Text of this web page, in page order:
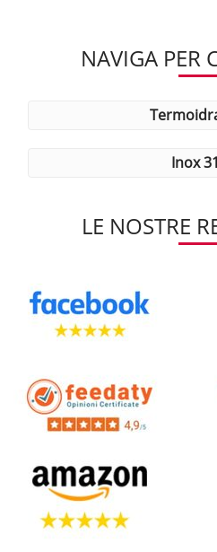
NAVIGA PER
inox
LE NOSTRE